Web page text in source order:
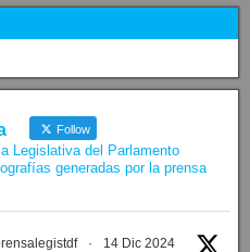
Follow
Legislativa del Parlamento
generadas por la prensa
· 14 Dic 2024